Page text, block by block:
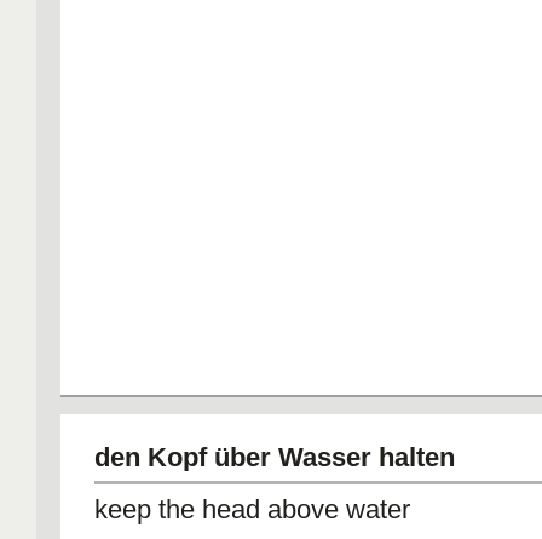
den Kopf über Wasser halten
keep the head above water